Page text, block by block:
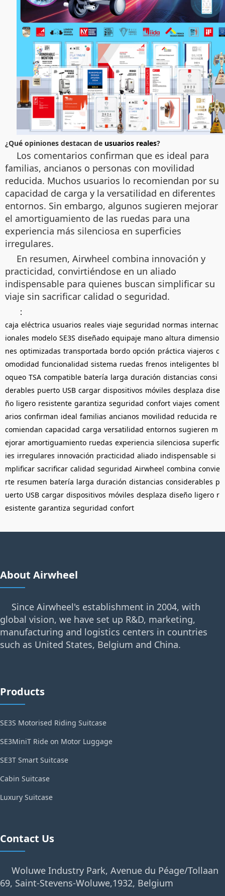
¿Qué opiniones destacan de usuarios reales?
Los comentarios confirman que es ideal para
familias, ancianos o personas con movilidad
reducida. Muchos usuarios lo recomiendan por su
capacidad de carga y la versatilidad en diferentes
entornos. Sin embargo, algunos sugieren mejorar
el amortiguamiento de las ruedas para una
experiencia más silenciosa en superficies
irregulares.
En resumen, Airwheel combina innovación y
practicidad, convirtiéndose en un aliado
indispensable para quienes buscan simplificar su
viaje sin sacrificar calidad o seguridad.
：
caja eléctrica usuarios reales viaje seguridad normas internac
ionales modelo SE3S diseñado equipaje mano altura dimensio
nes optimizadas transportada bordo opción práctica viajeros c
omodidad funcionalidad sistema ruedas frenos inteligentes bl
oqueo TSA compatible batería larga duración distancias consi
derables puerto USB cargar dispositivos móviles desplaza dise
ño ligero resistente garantiza seguridad confort viajes coment
arios confirman ideal familias ancianos movilidad reducida re
comiendan capacidad carga versatilidad entornos sugieren m
ejorar amortiguamiento ruedas experiencia silenciosa superfic
ies irregulares innovación practicidad aliado indispensable si
mplificar sacrificar calidad seguridad Airwheel combina convie
rte resumen batería larga duración distancias considerables p
uerto USB cargar dispositivos móviles desplaza diseño ligero r
esistente garantiza seguridad confort
About Airwheel
Since Airwheel's establishment in 2004, with
global vision, we have set up R&D, marketing,
manufacturing and logistics centers in countries
such as United States, Belgium and China.
Products
SE3S Motorised Riding Suitcase
SE3MiniT Ride on Motor Luggage
SE3T Smart Suitcase
Cabin Suitcase
Luxury Suitcase
Contact Us
Woluwe Industry Park, Avenue du Péage/Tollaan
69, Saint-Stevens-Woluwe,1932, Belgium